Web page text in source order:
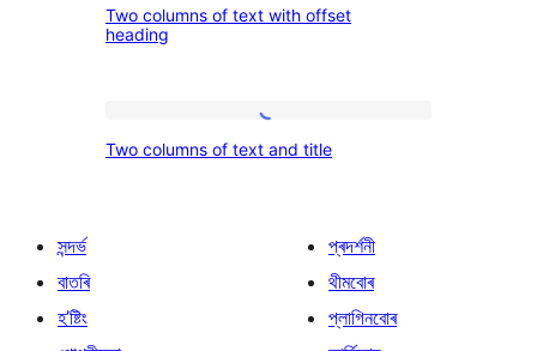
text
columns
offset
Two columns of text with offset
heading
Two
columns
Two columns of text and title
সন্দৰ্ভ
বাতৰি
হ’ষ্টিং
প্ৰদৰ্শনী
থীমবোৰ
প্লাগিনবোৰ